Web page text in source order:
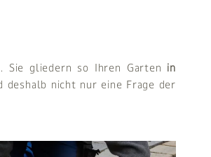
Sie gliedern so Ihren Garten in
deshalb nicht nur eine Frage der